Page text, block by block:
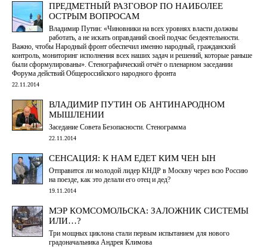
ПРЕДМЕТНЫЙ РАЗГОВОР ПО НАИБОЛЕЕ
ОСТРЫМ ВОПРОСАМ
Владимир Путин: «Чиновники на всех уровнях власти должны
работать, а не искать оправданий своей подчас бездеятельности.
Важно, чтобы Народный фронт обеспечил именно народный, гражданский
контроль, мониторинг исполнения всех наших задач и решений, которые раньше
были сформулированы». Стенографический отчёт о пленарном заседании
Форума действий Общероссийского народного фронта
22.11.2014
ВЛАДИМИР ПУТИН ОБ АНТИНАРОДНОМ
МЫШЛЕНИИ
Заседание Совета Безопасности. Стенограмма
22.11.2014
СЕНСАЦИЯ: К НАМ ЕДЕТ КИМ ЧЕН ЫН
Отправится ли молодой лидер КНДР в Москву через всю Россию
на поезде, как это делали его отец и дед?
19.11.2014
МЭР КОМСОМОЛЬСКА: ЗАЛОЖНИК СИСТЕМЫ
ИЛИ…?
Три мощных циклона стали первым испытанием для нового
градоначальника Андрея Климова